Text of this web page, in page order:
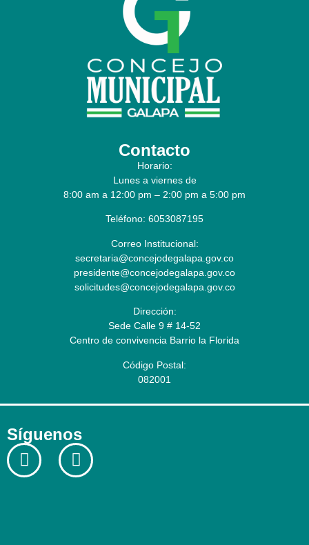
Contacto
Horario:
Lunes a viernes de
8:00 am a 12:00 pm – 2:00 pm a 5:00 pm
Teléfono: 6053087195
Correo Institucional:
secretaria@concejodegalapa.gov.co
presidente@concejodegalapa.gov.co
solicitudes@concejodegalapa.gov.co
Dirección:
Sede Calle 9 # 14-52
Centro de convivencia Barrio la Florida
Código Postal:
082001
Síguenos